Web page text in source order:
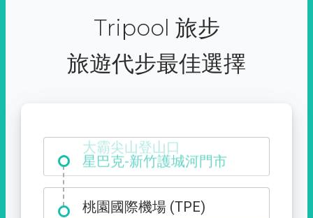
Tripool 旅步
旅遊代步最佳選擇
大霸尖山登山口
桃園國際機場 (TPE)